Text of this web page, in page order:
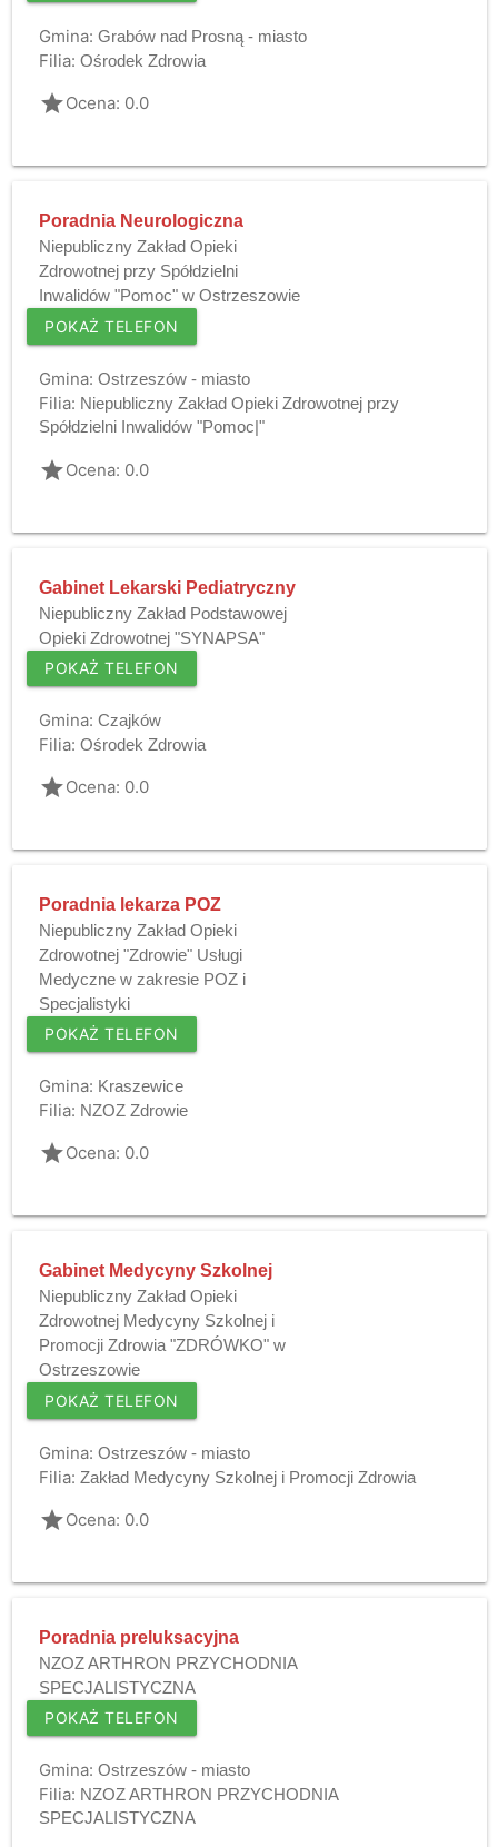
Gmina: Grabów nad Prosną - miasto
Filia: Ośrodek Zdrowia
gradeOcena: 0.0
Poradnia Neurologiczna
Niepubliczny Zakład Opieki
Zdrowotnej przy Spółdzielni
Inwalidów "Pomoc" w Ostrzeszowie
POKAŻ TELEFON
Gmina: Ostrzeszów - miasto
Filia: Niepubliczny Zakład Opieki Zdrowotnej przy
Spółdzielni Inwalidów "Pomoc|"
gradeOcena: 0.0
Gabinet Lekarski Pediatryczny
Niepubliczny Zakład Podstawowej
Opieki Zdrowotnej "SYNAPSA"
POKAŻ TELEFON
Gmina: Czajków
Filia: Ośrodek Zdrowia
gradeOcena: 0.0
Poradnia lekarza POZ
Niepubliczny Zakład Opieki
Zdrowotnej "Zdrowie" Usługi
Medyczne w zakresie POZ i
Specjalistyki
POKAŻ TELEFON
Gmina: Kraszewice
Filia: NZOZ Zdrowie
gradeOcena: 0.0
Gabinet Medycyny Szkolnej
Niepubliczny Zakład Opieki
Zdrowotnej Medycyny Szkolnej i
Promocji Zdrowia "ZDRÓWKO" w
Ostrzeszowie
POKAŻ TELEFON
Gmina: Ostrzeszów - miasto
Filia: Zakład Medycyny Szkolnej i Promocji Zdrowia
gradeOcena: 0.0
Poradnia preluksacyjna
NZOZ ARTHRON PRZYCHODNIA
SPECJALISTYCZNA
POKAŻ TELEFON
Gmina: Ostrzeszów - miasto
Filia: NZOZ ARTHRON PRZYCHODNIA
SPECJALISTYCZNA